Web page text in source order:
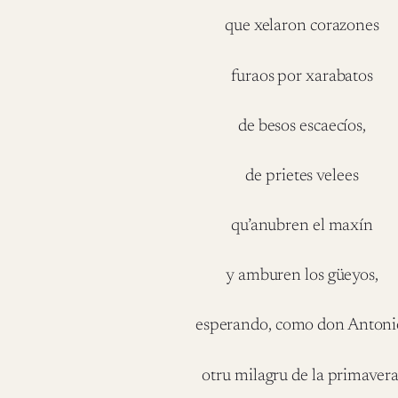
que xelaron corazones
furaos por xarabatos
de besos escaecíos,
de prietes velees
qu’anubren el maxín
y amburen los güeyos,
esperando, como don
otru milagru de la